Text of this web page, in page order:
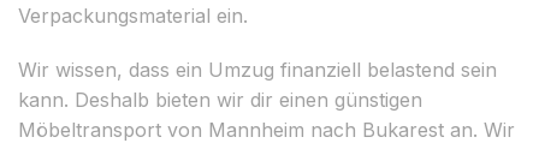
Verpackungsmaterial ein.
Wir wissen, dass ein Umzug finanziell belastend sein
kann. Deshalb bieten wir dir einen günstigen
Möbeltransport von Mannheim nach Bukarest an. Wir